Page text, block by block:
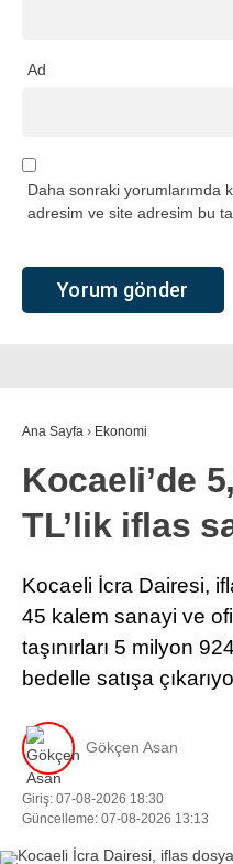
Ad
Daha sonraki yorumlarımda
adresim ve site adresim bu
Ana Sayfa › Ekonomi
Kocaeli’de
TL’lik iflas
Kocaeli İcra Dairesi,
45 kalem sanayi ve
taşınırları 5 milyon
bedelle satışa
Gökçen Asan
Giriş: 07-08-2026 18:30
Güncelleme: 07-08-2026 13:13